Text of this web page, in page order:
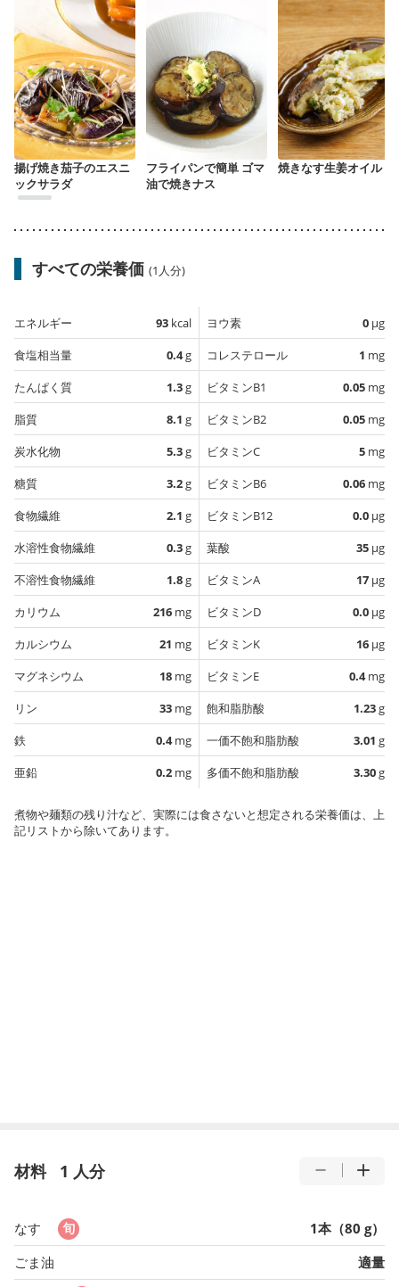
揚げ焼き茄子のエスニ
ックサラダ
フライパンで簡単 ゴマ
油で焼きナス
焼きなす生姜オイル
すべての栄養価 (1人分)
エネルギー 93 kcal
食塩相当量
0.4g
たんぱく質
1.3g
脂質
8.1 g
炭水化物
5.3g
糖質
3.2g
食物繊維
2.1 g
水溶性食物繊維
0.3g
不溶性食物繊維
1.8g
カリウム
216 mg
カルシウム
21 mg
マグネシウム
18 mg
リン
33 mg
鉄
0.4mg
亜鉛
0.2 mg
ヨウ素 0 µg
コレステロール
1 mg
ビタミンB1
0.05 mg
ビタミンB2
0.05 mg
ビタミンC
5 mg
ビタミンB6
0.06 mg
ビタミンB12
0.0 µg
葉酸
35 µg
ビタミンA
17 µg
ビタミンD
0.0 µg
ビタミンK
16 µg
ビタミンE
0.4mg
飽和脂肪酸
1.23g
一価不飽和脂肪酸
3.01 g
多価不飽和脂肪酸
3.30g
煮物や麺類の残り汁など、実際には食さないと想定される栄養価は、上
記リストから除いてあります。
材料 1 人分
なす
1本（80 g）
ごま油
適量